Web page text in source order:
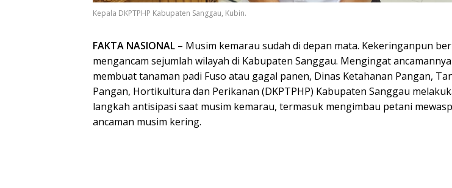
Kepala DKPTPHP Kabupaten Sanggau, Kubin.
FAKTA NASIONAL – Musim kemarau sudah di depan mata. Kekeringanpun
mengancam sejumlah wilayah di Kabupaten Sanggau. Mengingat
membuat tanaman padi Fuso atau gagal panen, Dinas Ketahanan Pangan,
Pangan, Hortikultura dan Perikanan (DKPTPHP) Kabupaten Sanggau
langkah antisipasi saat musim kemarau, termasuk mengimbau petani
ancaman musim kering.